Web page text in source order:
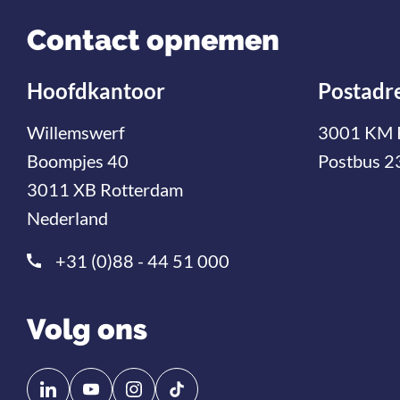
Contact opnemen
Hoofdkantoor
Willemswerf
Boompjes 40
3011 XB Rotterdam
Nederland
+31 (0)88 - 44 51 000
3001 KM
Postbus
Volg ons
Volg Volg